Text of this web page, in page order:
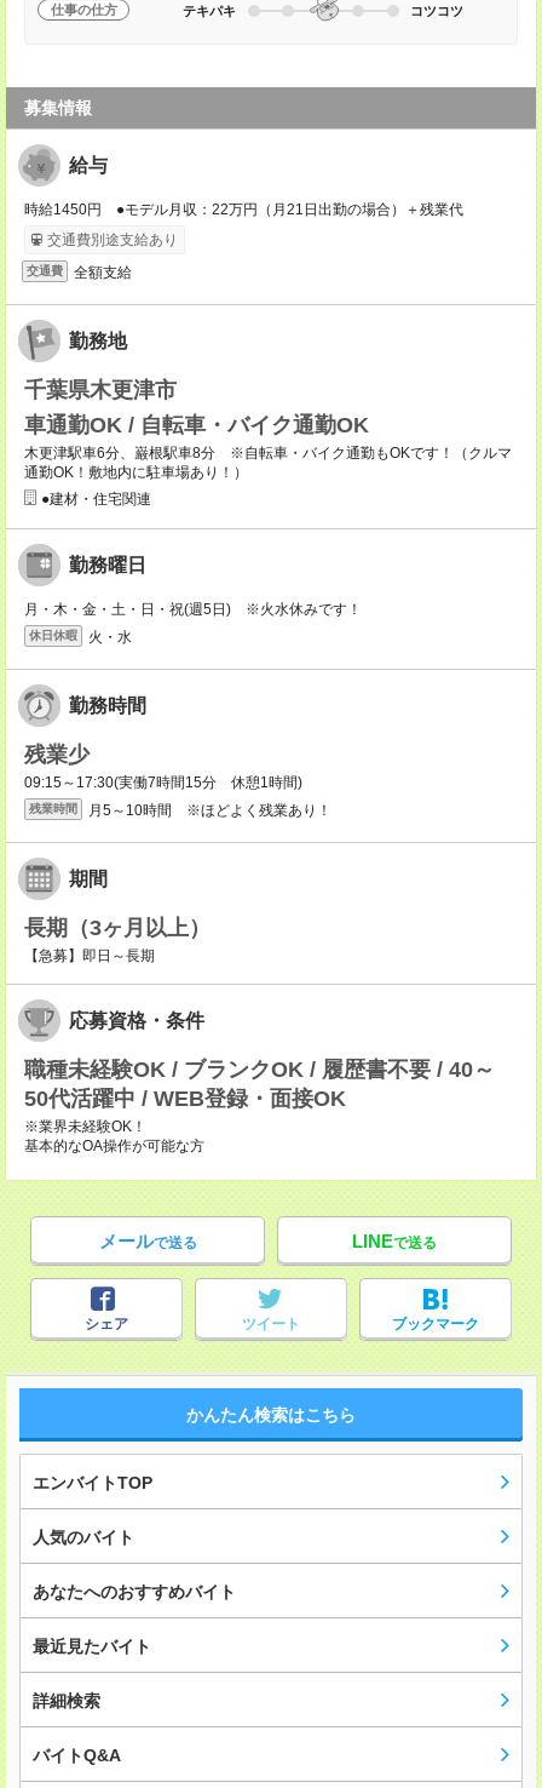
仕事の仕方 テキパキ コツコツ
募集情報
給与
時給1450円 ●モデル月収：22万円（月21日出勤の場合）＋残業代
交通費別途支給あり
交通費 全額支給
勤務地
千葉県木更津市
車通勤OK / 自転車・バイク通勤OK
木更津駅車6分、巌根駅車8分 ※自転車・バイク通勤もOKです！（クルマ
通勤OK！敷地内に駐車場あり！）
●建材・住宅関連
勤務曜日
月・木・金・土・日・祝(週5日) ※火水休みです！
休日休暇 火・水
勤務時間
残業少
09:15～17:30(実働7時間15分 休憩1時間)
残業時間 月5～10時間 ※ほどよく残業あり！
期間
長期（3ヶ月以上）
【急募】即日～長期
応募資格・条件
職種未経験OK / ブランクOK / 履歴書不要 / 40～
50代活躍中 / WEB登録・面接OK
※業界未経験OK！
基本的なOA操作が可能な方
メールで送る LINEで送る
シェア ツイート ブックマーク
かんたん検索はこちら
エンバイトTOP
人気のバイト
あなたへのおすすめバイト
最近見たバイト
詳細検索
バイトQ&A